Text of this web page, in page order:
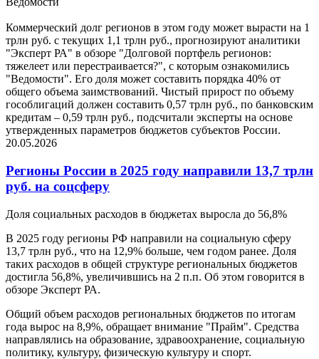
Коммерческий долг регионов в этом году может вырасти на 1
трлн руб. с текущих 1,1 трлн руб., прогнозируют аналитики
"Эксперт РА" в обзоре "Долговой портфель регионов:
тяжелеет или перестраивается?", с которым ознакомились
"Ведомости". Его доля может составить порядка 40% от
общего объема заимствований. Чистый прирост по объему
гособлигаций должен составить 0,57 трлн руб., по банковским
кредитам – 0,59 трлн руб., подсчитали эксперты на основе
утвержденных параметров бюджетов субъектов России.
20.05.2026
Регионы России в 2025 году направили 13,7 трлн
руб. на соцсферу
Доля социальных расходов в бюджетах выросла до 56,8%
В 2025 году регионы РФ направили на социальную сферу
13,7 трлн руб., что на 12,9% больше, чем годом ранее. Доля
таких расходов в общей структуре региональных бюджетов
достигла 56,8%, увеличившись на 2 п.п. Об этом говорится в
обзоре Эксперт РА.
Общий объем расходов региональных бюджетов по итогам
года вырос на 8,9%, обращает внимание "Прайм". Средства
направлялись на образование, здравоохранение, социальную
политику, культуру, физическую культуру и спорт.